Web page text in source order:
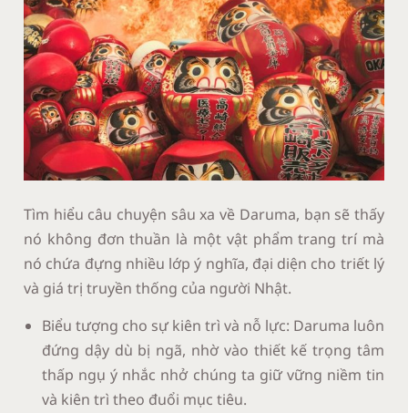
Tìm hiểu câu chuyện sâu xa về Daruma, bạn sẽ thấy
nó không đơn thuần là một vật phẩm trang trí mà
nó chứa đựng nhiều lớp ý nghĩa, đại diện cho triết lý
và giá trị truyền thống của người Nhật.
Biểu tượng cho sự kiên trì và nỗ lực: Daruma luôn
đứng dậy dù bị ngã, nhờ vào thiết kế trọng tâm
thấp ngụ ý nhắc nhở chúng ta giữ vững niềm tin
và kiên trì theo đuổi mục tiêu.